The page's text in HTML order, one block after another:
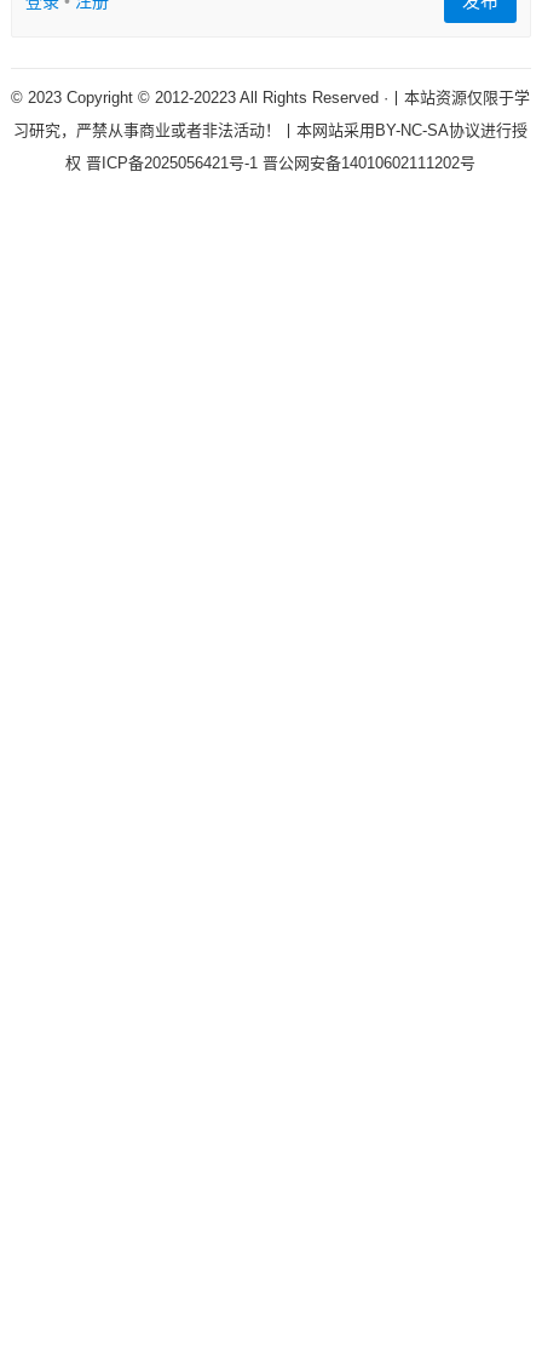
© 2023 Copyright © 2012-20223 All Rights Reserved ·丨本站资源仅限于学
习研究，严禁从事商业或者非法活动！丨本网站采用BY-NC-SA协议进行授
权晋ICP备2025056421号-1晋公网安备14010602111202号